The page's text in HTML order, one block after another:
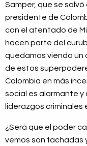
Samper, que se
presidente de
con el atentado de
hacen parte del
quedamos viendo un
de estos
Colombia en más
social es alarmante
liderazgos
¿Será que el poder
vemos son fachadas